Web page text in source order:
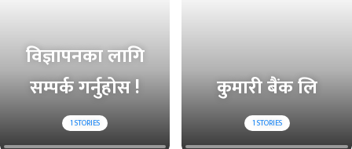
विज्ञापनका लागि
सम्पर्क गर्नुहोस !
1STORIES
कुमारी बैंक लि
1STORIES